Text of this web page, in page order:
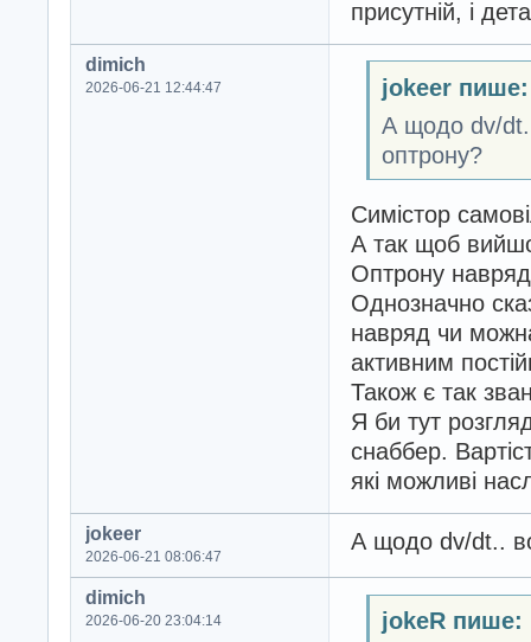
присутній, і
dimich
2026-06-21 12:44:47
jokeer пише:
А щодо dv/
оптрону?
Симістор
А так щоб
Оптрону
Однозначно
навряд чи
активним
Також є так
Я би тут
снаббер.
які можливі
jokeer
2026-06-21 08:06:47
А щодо dv/dt..
dimich
2026-06-20 23:04:14
jokeR пише: